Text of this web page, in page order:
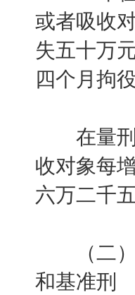
或者吸收
失五十万
四个月拘
在量刑
收对象每
六万二千
（二）
和基准刑